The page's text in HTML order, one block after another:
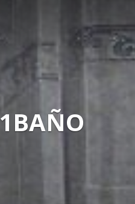
1BAÑO